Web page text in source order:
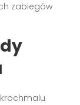
zabiegów